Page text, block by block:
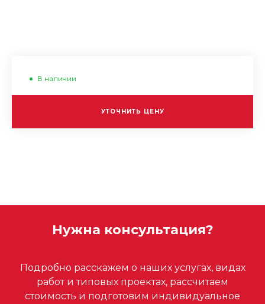
В наличии
УТОЧНИТЬ ЦЕНУ
Нужна консультация?
Подробно расскажем о наших услугах, видах
работ и типовых проектах, рассчитаем
стоимость и подготовим индивидуальное